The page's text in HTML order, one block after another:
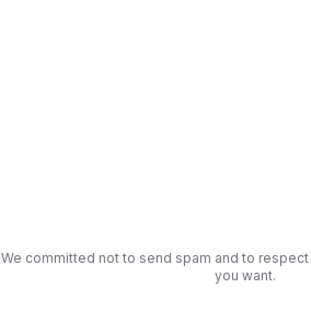
We committed not to send spam and to respect
you want.